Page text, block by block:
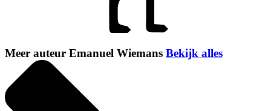
Meer auteur Emanuel Wiemans Bekijk alles